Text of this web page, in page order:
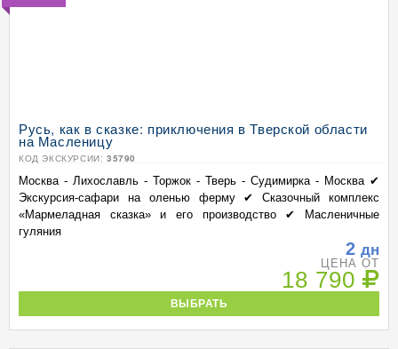
Русь, как в сказке: приключения в Тверской области
на Масленицу
КОД ЭКСКУРСИИ: 35790
Москва - Лихославль - Торжок - Тверь - Судимирка - Москва ✔
Экскурсия-сафари на оленью ферму ✔ Сказочный комплекс
«Мармеладная сказка» и его производство ✔ Масленичные
гуляния
2 дн
ЦЕНА ОТ
18 790
ВЫБРАТЬ